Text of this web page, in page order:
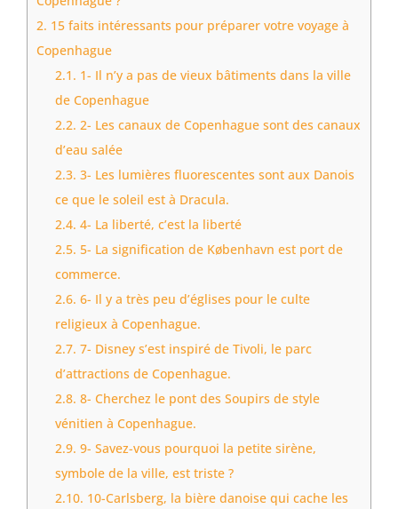
2. 15 faits intéressants pour préparer votre voyage à
Copenhague
2.1. 1- Il n’y a pas de vieux bâtiments dans la ville
de Copenhague
2.2. 2- Les canaux de Copenhague sont des canaux
d’eau salée
2.3. 3- Les lumières fluorescentes sont aux Danois
ce que le soleil est à Dracula.
2.4. 4- La liberté, c’est la liberté
2.5. 5- La signification de København est port de
commerce.
2.6. 6- Il y a très peu d’églises pour le culte
religieux à Copenhague.
2.7. 7- Disney s’est inspiré de Tivoli, le parc
d’attractions de Copenhague.
2.8. 8- Cherchez le pont des Soupirs de style
vénitien à Copenhague.
2.9. 9- Savez-vous pourquoi la petite sirène,
symbole de la ville, est triste ?
2.10. 10-Carlsberg, la bière danoise qui cache les